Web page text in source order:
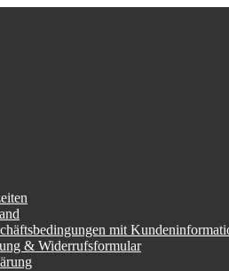
mit
& Widerrufsformular